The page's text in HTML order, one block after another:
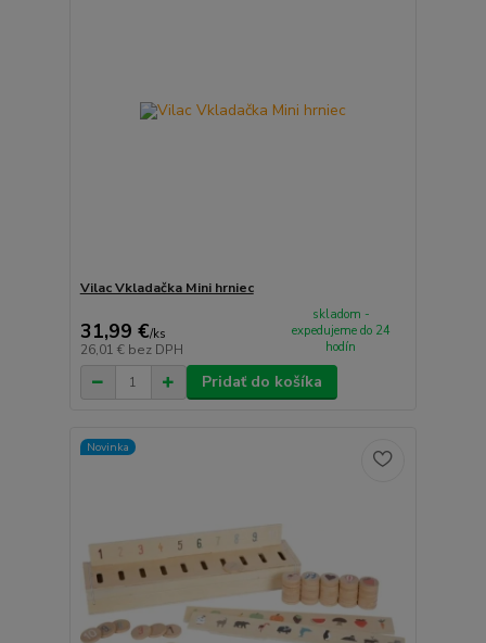
Vilac Vkladačka Mini hrniec
31,99 €/ks
26,01 € bez DPH
skladom -
expedujeme do 24
hodín
Pridať do košíka
Novinka